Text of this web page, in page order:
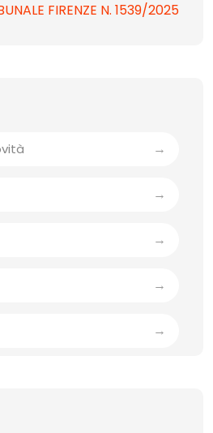
FIRENZE N. 1539/2025